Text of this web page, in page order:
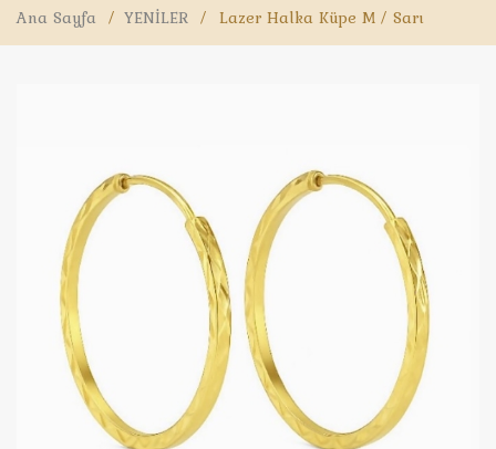
Ana Sayfa / YENİLER / Lazer Halka Küpe M / Sarı